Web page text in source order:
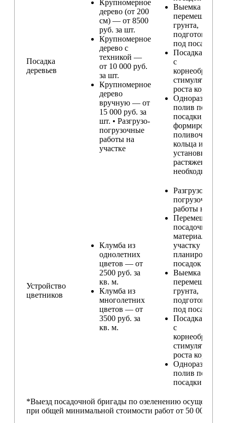
Посадка
деревьев
Крупномерное
дерево (от 200
см) — от 8500
руб. за шт.
Крупномерное
дерево с
техникой —
от 10 000 руб.
за шт.
Крупномерное
дерево
вручную — от
15 000 руб. за
шт. • Разгрузо-
погрузочные
работы на
участке
Выемка и
перемещение
грунта,
подготовка
под посадку
Посадка
с
стимулятором
роста корней
Одноразовый
полив после
посадки,
формирование
поливочного
кольца и
установка
растяжек (при
Устройство
цветников
Клумба из
однолетних
цветов — от
2500 руб. за
кв. м.
Клумба из
многолетних
цветов — от
3500 руб. за
кв. м.
Разгрузо-
погрузочные
работы на
Перемещение
посадочного
материала по
участку и
планирование
посадок
Выемка и
перемещение
грунта,
подготовка
под посадку
Посадка
с
стимулятором
роста корней
Одноразовый
полив после
посадки
*Выезд посадочной бригады по озеленению
при общей минимальной стоимости работ от 50 000,00